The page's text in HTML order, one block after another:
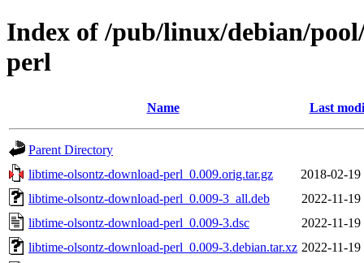
Index of /pub/linux/debian/
perl
Name Last
Parent Directory
libtime-olsontz-download-perl_0.009.orig.tar.gz
2018-02-19
libtime-olsontz-download-perl_0.009-3_all.deb
2022-11-19
libtime-olsontz-download-perl_0.009-3.dsc
2022-11-19
libtime-olsontz-download-perl_0.009-3.debian.tar.xz 2022-11-19